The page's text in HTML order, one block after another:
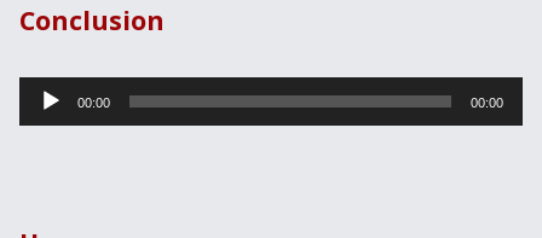
Conclusion
Lecteur
audio
00:00 00:00